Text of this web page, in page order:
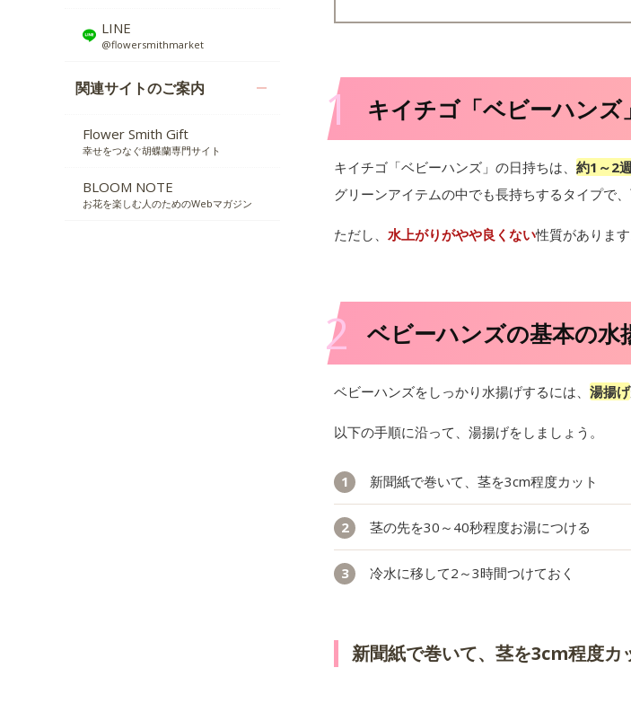
LINE
@flowersmithmarket
関連サイトのご案内
Flower Smith Gift
幸せをつなぐ胡蝶蘭専門サイト
BLOOM NOTE
お花を楽しむ人のためのWebマガジン
1 キイチゴ「ベビーハン
キイチゴ「ベビーハンズ」の日持ちは、 約1～2
グリーンアイテムの中でも長持ちするタイプで
ただし、 水上がりがやや良くない性質がありま
2 ベビーハンズの基本の水
ベビーハンズをしっかり水揚げするには、 湯揚げ
以下の手順に沿って、湯揚げをしましょう。
新聞紙で巻いて、茎を3cm程度カット
茎の先を30～40秒程度お湯につける
冷水に移して2～3時間つけておく
新聞紙で巻いて、茎を3cm程度カ